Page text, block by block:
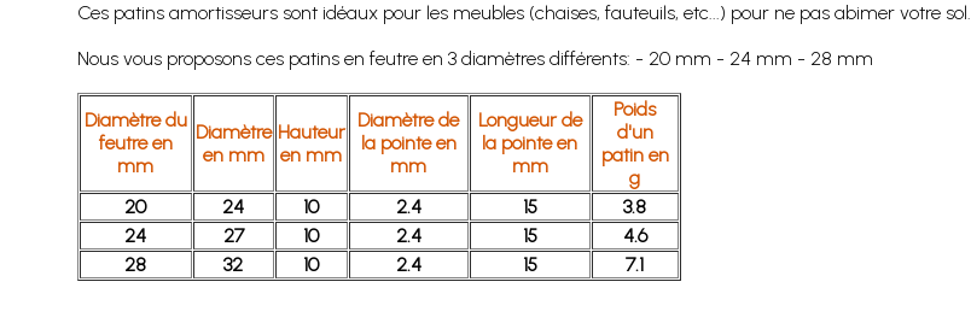
Ces patins amortisseurs sont idéaux pour les meubles (chaises, fauteuils, etc...) pour ne pas abimer votre sol.
Nous vous proposons ces patins en feutre en 3 diamètres différents: - 20 mm - 24 mm - 28 mm
Diamètre du
feutre en
mm
Diamètre
en mm
Hauteur
en mm
Diamètre de
la pointe en
mm
Longueur de
la pointe en
mm
Poids
d'un
patin en
g
20
24 10 2.4 15
3.8
24
27 10 2.4 15
4.6
28
32 10 2.4 15 7.1